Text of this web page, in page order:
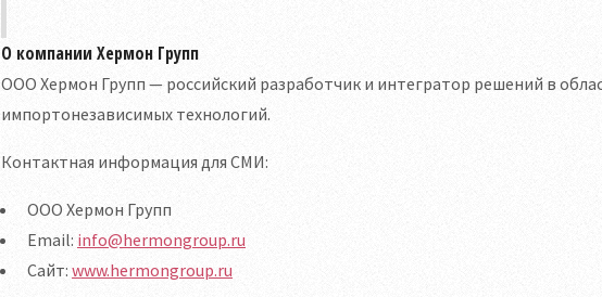
О компании Хермон Групп
ООО Хермон Групп — российский разработчик и интегратор решений в
импортонезависимых технологий.
Контактная информация для СМИ:
ООО Хермон Групп
Email: info@hermongroup.ru
Сайт: www.hermongroup.ru